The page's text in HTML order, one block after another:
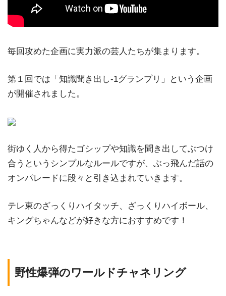
毎回攻めた企画に実力派の芸人たちが集まります。
第１回では「知識聞き出し-1グランプリ」という企画
が開催されました。
街ゆく人から得たゴシップや知識を聞き出してぶつけ
合うというシンプルなルールですが、ぶっ飛んだ話の
オンパレードに段々と引き込まれていきます。
テレ東のざっくりハイタッチ、ざっくりハイボール、
キングちゃんなどが好きな方におすすめです！
野性爆弾のワールドチャネリング